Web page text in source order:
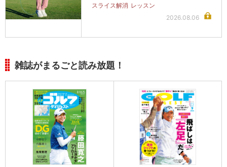
スライス解消 レッスン
2026.08.06
雑誌がまるごと読み放題！